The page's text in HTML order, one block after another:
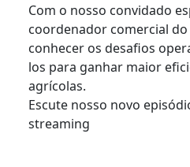
Com o nosso convidado
coordenador comercial do
conhecer os desafios
los para ganhar maior
agrícolas.
Escute nosso novo
streaming